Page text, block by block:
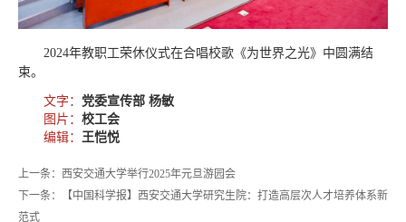
2024年教职工荣休仪式在合唱校歌《为世界之光》中圆满结
束。
文字： 党委宣传部 杨敏
图片： 校工会
编辑： 王恺悦
上一条：西安交通大学举行2025年元旦游园会
下一条：【中国科学报】西安交通大学研究生院：打造高层次人才培养体系新
范式